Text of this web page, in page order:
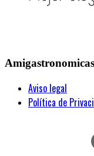
Amigastronomicas
Aviso legal
Política de